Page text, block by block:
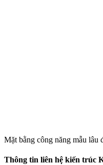
Mặt bằng công năng mẫu lâu
Thông tin liên hệ kiến trúc